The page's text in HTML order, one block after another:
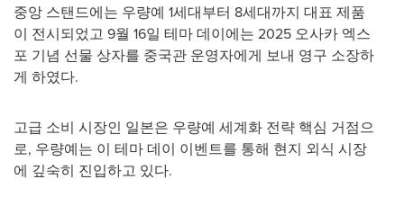
중앙 스탠드에는 우량예 1세대부터 8세대까지 대표 제품
이 전시되었고 9월 16일 테마 데이에는 2025 오사카 엑스
포 기념 선물 상자를 중국관 운영자에게 보내 영구 소장하
게 하였다.
고급 소비 시장인 일본은 우량예 세계화 전략 핵심 거점으
로, 우량예는 이 테마 데이 이벤트를 통해 현지 외식 시장
에 깊숙히 진입하고 있다.